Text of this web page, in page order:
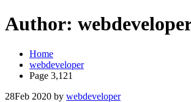
Author:
Home
webdeveloper
Page 3,121
28Feb 2020 by webdeveloper